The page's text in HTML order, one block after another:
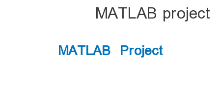
MATLAB project
MATLAB Project